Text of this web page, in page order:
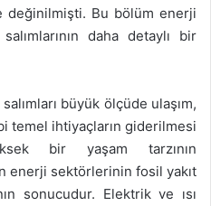
Bu bölüm enerji
daha detaylı bir
büyük ölçüde ulaşım,
temel ihtiyaçların giderilmesi
bir yaşam tarzının
enerji sektörlerinin fosil yakıt
sonucudur. Elektrik ve ısı